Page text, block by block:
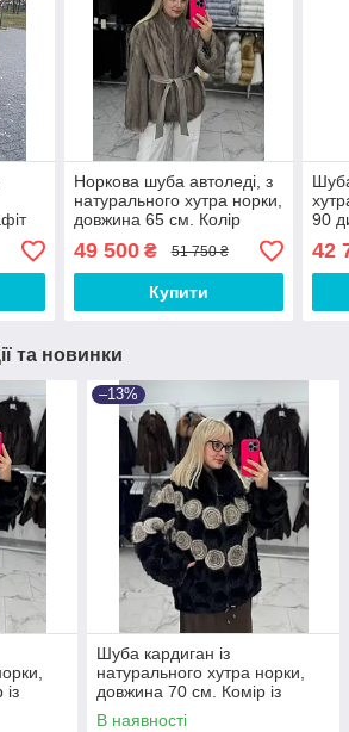
Норкова шуба автоледі, з
натурального хутра норки,
довжина 65 см. Колір
колотий лід
49 500₴ 51 750 ₴
Купити
90
42
та новинки
–13%
Шуба кардиган із
натурального хутра норки,
довжина 70 см. Комір із
песця
В наявності